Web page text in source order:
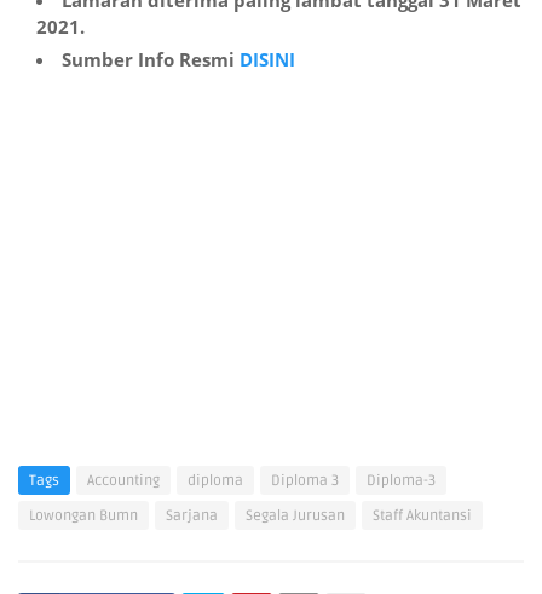
2021.
Sumber Info Resmi DISINI
Tags Accounting diploma Diploma 3
Diploma-3
Lowongan Bumn
Sarjana Segala Jurusan Staff Akuntansi